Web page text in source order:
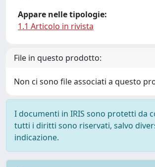
Appare nelle tipologie:
1.1 Articolo in rivista
File in questo prodotto:
Non ci sono file associati a questo
I documenti in IRIS sono protetti da
tutti i diritti sono riservati, salvo
indicazione.